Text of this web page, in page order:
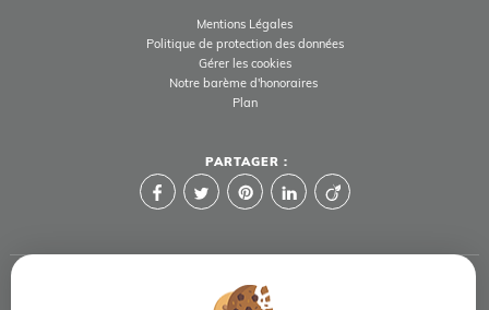
Mentions Légales
Politique de protection des données
Gérer les cookies
Notre barème d'honoraires
Plan
PARTAGER :